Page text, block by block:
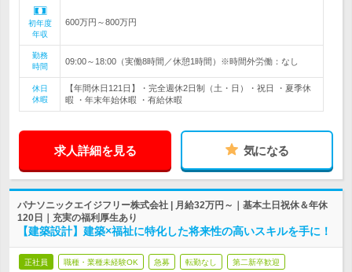
初年度
年収
600万円～800万円
勤務
時間
09:00～18:00（実働8時間／休憩1時間）※時間外労働：なし
休日
休暇
【年間休日121日】・完全週休2日制（土・日）・祝日 ・夏季休
暇 ・年末年始休暇 ・有給休暇
求人詳細を見る 気になる
パナソニックエイジフリー株式会社 | 月給32万円～｜基本土日祝休＆年休
120日｜充実の福利厚生あり
【建築設計】建築×福祉に特化した将来性の高いスキルを手に！
正社員 職種・業種未経験OK 急募 転勤なし 第二新卒歓迎